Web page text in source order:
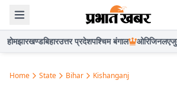
होमझारखण्डबिहारउत्तर प्रदेशपश्चिम बंगाल ओरिजिनल
Home State Bihar Kishanganj